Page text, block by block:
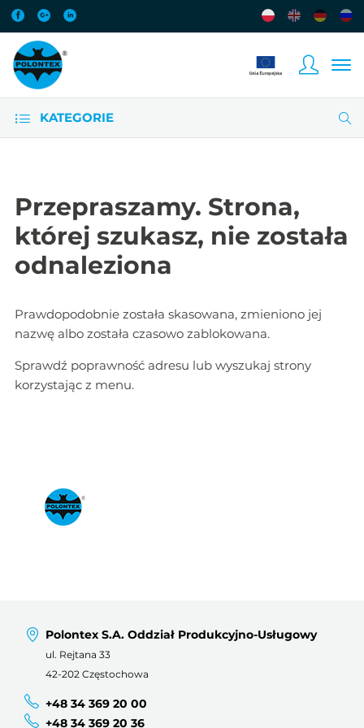
KATEGORIE
Przepraszamy. Strona,
której szukasz, nie została
odnaleziona
Prawdopodobnie została skasowana, zmieniono jej
nazwę albo została czasowo zablokowana.
Sprawdź poprawność adresu lub wyszukaj strony
korzystając z menu.
Polontex S.A. Oddział Produkcyjno-Usługowy
ul. Rejtana 33
42-202 Częstochowa
+48 34 369 20 00
+48 34 369 20 36